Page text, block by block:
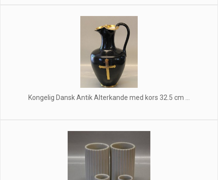
Kongelig Dansk Antik Alterkande med kors 32.5 cm ...